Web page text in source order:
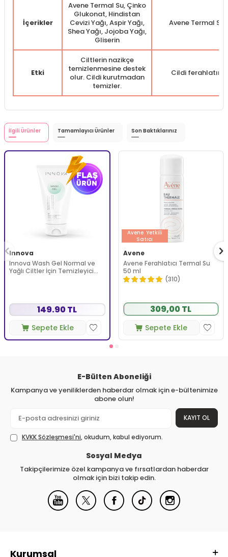
İçerikler
Avene Termal Su, Çinko
Glukonat, Hindistan
Cevizi Yağı, Aspir Yağı,
Shea Yağı, Jojoba Yağı,
Gliserin
Avene Termal Su
Etki
Ciltlerin nazikçe
temizlenmesine destek
olur. Cildi kurutmadan
temizler.
Cildi ferahlatır.
İlgili Ürünler Tamamlayıcı Ürünler Son Baktıklarınız
Innova
Innova Wash Gel Normal ve
Yağlı Ciltler İçin Temizleyici
149.90 TL
Sepete Ekle
Avene Yetkili
Satıcı
Avene
Avene Ferahlatıcı Termal Su
50 ml
(310)
309,00 TL
Sepete Ekle
E-Bülten Aboneliği
Kampanya ve yeniliklerden haberdar olmak için e-bültenimize
abone olun!
KAYIT OL
KVKK Sözleşmesi'ni, okudum, kabul ediyorum.
Sosyal Medya
Takipçilerimize özel kampanya ve fırsatlardan haberdar
olmak için bizi takip edin.
Kurumsal